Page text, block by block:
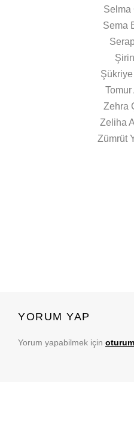
Selma
Sema
Tomur
Zehra
Zeliha
Zümrüt
YORUM YAP
Yorum yapabilmek için oturum